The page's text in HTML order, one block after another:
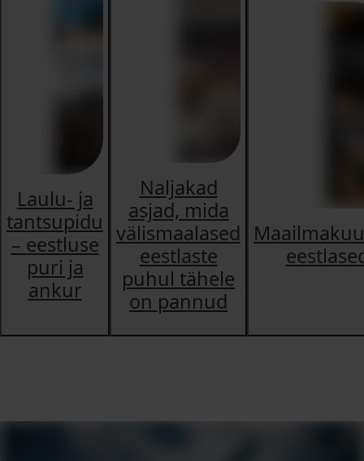
Laulu- ja
tantsupidu
– eestluse
puri ja
ankur
Naljakad
asjad, mida
välismaalased
eestlaste
puhul tähele
on pannud